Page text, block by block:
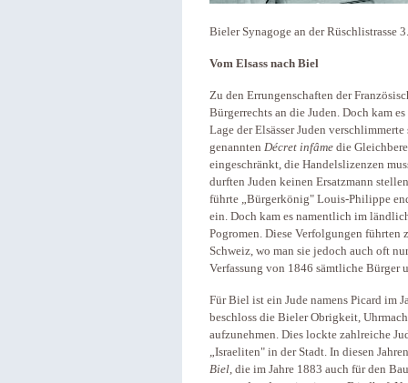
Bieler Synagoge an der Rüschlistrasse
Vom Elsass nach Biel
Zu den Errungenschaften der
Bürgerrechts an die Juden. Doch kam
Lage der Elsässer Juden
genannten Décret infâme die
eingeschränkt, die Handelslizenzen
durften Juden keinen Ersatzmann
führte „Bürgerkönig" Louis-Philippe
ein. Doch kam es namentlich im
Pogromen. Diese Verfolgungen führten
Schweiz, wo man sie jedoch auch oft
Verfassung von 1846 sämtliche
Für Biel ist ein Jude namens Picard im
beschloss die Bieler Obrigkeit,
aufzunehmen. Dies lockte zahlreiche
„Israeliten" in der Stadt. In diesen
Biel, die im Jahre 1883 auch für den